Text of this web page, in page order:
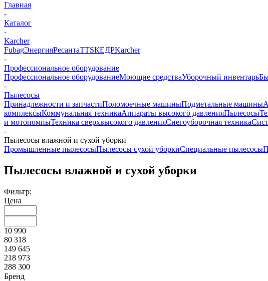
Главная
-
Каталог
-
Karcher
FubagЭнергияРесантаTTSКЕДРKarcher
-
Профессиональное оборудование
Профессиональное оборудованиеМоющие средстваУборочный инвентарь
-
Пылесосы
Принадлежности и запчастиПоломоечные машиныПодметальные машины
комплексыКоммунальная техникаАппараты высокого давленияПылесосы
и мотопомпыТехника сверхвысокого давленияСнегоуборочная техника
-
Пылесосы влажной и сухой уборки
Промышленные пылесосыПылесосы сухой уборкиСпециальные пылесосы
Пылесосы влажной и сухой уборки
Фильтр:
Цена
10 990
80 318
149 645
218 973
288 300
Бренд